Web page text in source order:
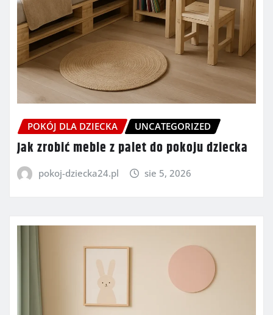
POKÓJ DLA DZIECKA UNCATEGORIZED
Jak zrobić meble z palet do pokoju dziecka
pokoj-dziecka24.pl sie 5, 2026